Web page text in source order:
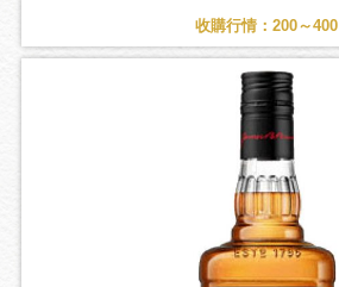
收購行情：200～400